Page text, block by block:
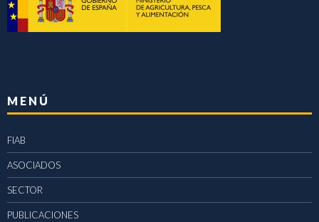
MENÚ
FIAB
ASOCIADOS
SECTOR
PUBLICACIONES